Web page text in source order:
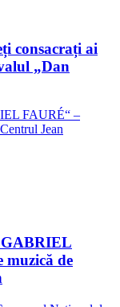
consacrați ai
„Dan
GABRIEL
muzică de